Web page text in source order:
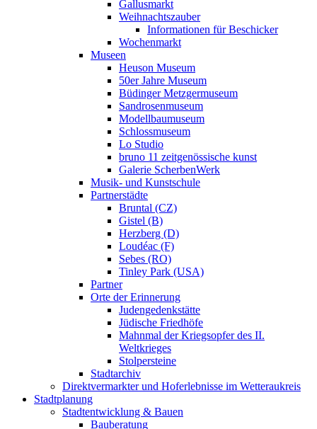
Gallusmarkt
Weihnachtszauber
Informationen für Beschicker
Wochenmarkt
Museen
Heuson Museum
50er Jahre Museum
Büdinger Metzgermuseum
Sandrosenmuseum
Modellbaumuseum
Schlossmuseum
Lo Studio
bruno 11 zeitgenössische kunst
Galerie ScherbenWerk
Musik- und Kunstschule
Partnerstädte
Bruntal (CZ)
Gistel (B)
Herzberg (D)
Loudéac (F)
Sebes (RO)
Tinley Park (USA)
Partner
Orte der Erinnerung
Judengedenkstätte
Jüdische Friedhöfe
Mahnmal der Kriegsopfer des II.
Weltkrieges
Stolpersteine
Stadtarchiv
Direktvermarkter und Hoferlebnisse im Wetteraukreis
Stadtplanung
Stadtentwicklung & Bauen
Bauberatung